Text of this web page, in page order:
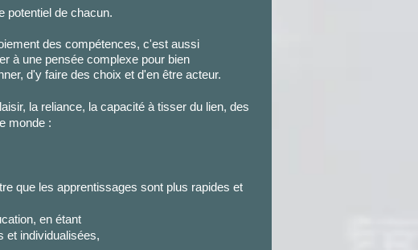
potentiel de chacun.
des compétences, c'est aussi
à une pensée complexe pour bien
d'y faire des choix et d'en être acteur.
la reliance, la capacité à tisser du lien, des
monde :
que les apprentissages sont plus rapides et
en étant
et individualisées,